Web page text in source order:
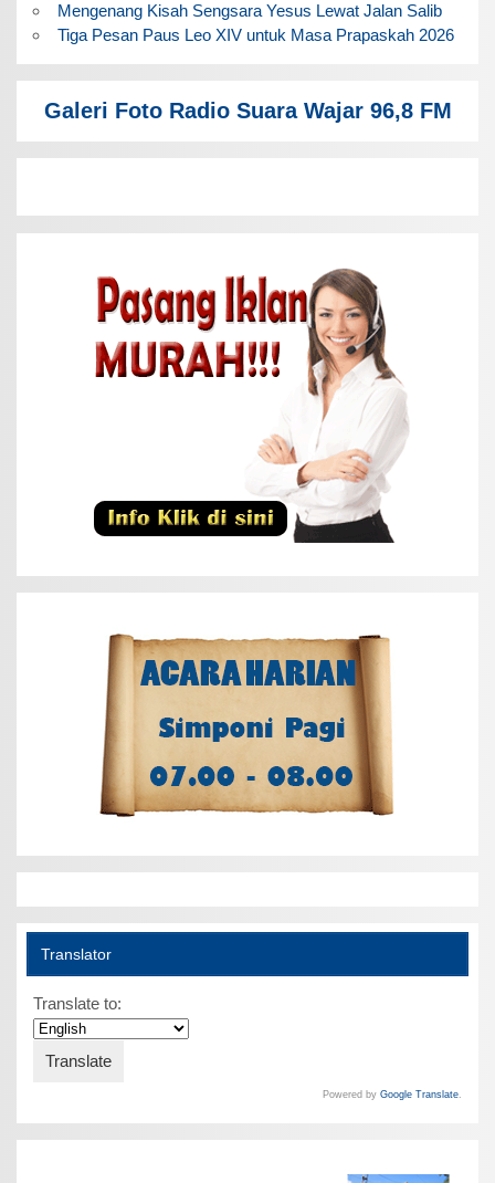
Mengenang Kisah Sengsara Yesus Lewat Jalan Salib
Tiga Pesan Paus Leo XIV untuk Masa Prapaskah 2026
Galeri Foto Radio Suara Wajar 96,8 FM
Translator
Translate to:
Powered by Google Translate.